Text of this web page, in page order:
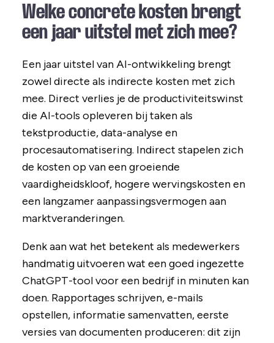
Welke concrete kosten brengt
een jaar uitstel met zich mee?
Een jaar uitstel van AI-ontwikkeling brengt
zowel directe als indirecte kosten met zich
mee. Direct verlies je de productiviteitswinst
die AI-tools opleveren bij taken als
tekstproductie, data-analyse en
procesautomatisering. Indirect stapelen zich
de kosten op van een groeiende
vaardigheidskloof, hogere wervingskosten en
een langzamer aanpassingsvermogen aan
marktveranderingen.
Denk aan wat het betekent als medewerkers
handmatig uitvoeren wat een goed ingezette
ChatGPT-tool voor een bedrijf in minuten kan
doen. Rapportages schrijven, e-mails
opstellen, informatie samenvatten, eerste
versies van documenten produceren: dit zijn